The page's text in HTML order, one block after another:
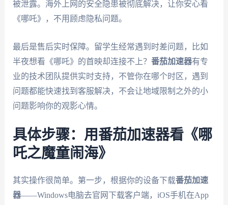
被泄露。海外上网的安全隐患被彻底解决，让你安心看
《哪吒》，不用顾虑隐私问题。
最后是售后实时保障。留学生经常遇到时差问题，比如
半夜想看《哪吒》的首映却连接不上？ 番茄加速器有专
业的技术团队提供实时支持，不管你在哪个时区，遇到
问题都能快速找到客服解决，不会让地域限制之外的小
问题影响你的观影心情。
具体步骤：用番茄加速器看《哪
吒之魔童闹海》
其实操作很简单。第一步，根据你的设备下载番茄加速
器——Windows电脑去官网下载客户端，iOS手机在App